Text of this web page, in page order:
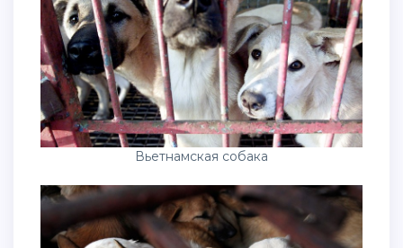
Вьетнамская собака